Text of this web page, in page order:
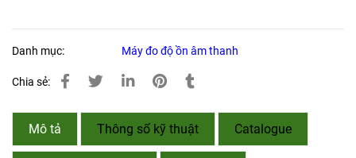
Danh mục: Máy đo độ ồn âm thanh
Chia sẻ:
Mô tả Thông số kỹ thuật Catalogue